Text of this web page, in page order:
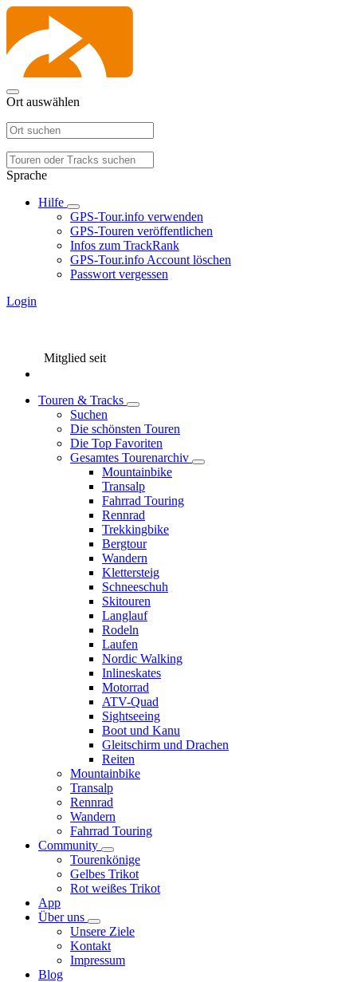
Ort auswählen
Sprache
Hilfe
GPS-Tour.info verwenden
GPS-Touren veröffentlichen
Infos zum TrackRank
GPS-Tour.info Account löschen
Passwort vergessen
Login
Mitglied seit
Touren & Tracks
Suchen
Die schönsten Touren
Die Top Favoriten
Gesamtes Tourenarchiv
Mountainbike
Transalp
Fahrrad Touring
Rennrad
Trekkingbike
Bergtour
Wandern
Klettersteig
Schneeschuh
Skitouren
Langlauf
Rodeln
Laufen
Nordic Walking
Inlineskates
Motorrad
ATV-Quad
Sightseeing
Boot und Kanu
Gleitschirm und Drachen
Reiten
Mountainbike
Transalp
Rennrad
Wandern
Fahrrad Touring
Community
Tourenkönige
Gelbes Trikot
Rot weißes Trikot
App
Über uns
Unsere Ziele
Kontakt
Impressum
Blog